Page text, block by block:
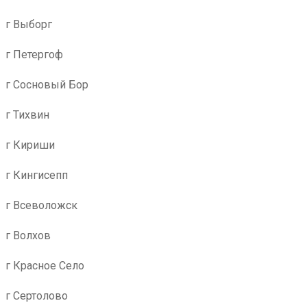
г Выборг
г Петергоф
г Сосновый Бор
г Тихвин
г Кириши
г Кингисепп
г Всеволожск
г Волхов
г Красное Село
г Сертолово